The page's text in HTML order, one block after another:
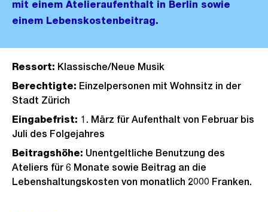
mit einem Atelieraufenthalt in Berlin sowie
einem Lebenskostenbeitrag.
Ressort: Klassische/Neue Musik
Berechtigte: Einzelpersonen mit Wohnsitz in der
Stadt Zürich
Eingabefrist: 1. März für Aufenthalt von Februar bis
Juli des Folgejahres
Beitragshöhe: Unentgeltliche Benutzung des
Ateliers für 6 Monate sowie Beitrag an die
Lebenshaltungskosten von monatlich 2000 Franken.